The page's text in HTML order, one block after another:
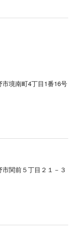
境南町4丁目1番16号
関前５丁目２１－３